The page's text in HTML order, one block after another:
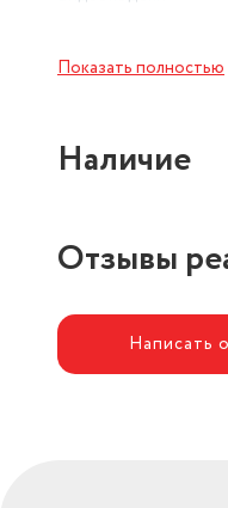
Показать полностью
Наличие
Отзывы
Написать